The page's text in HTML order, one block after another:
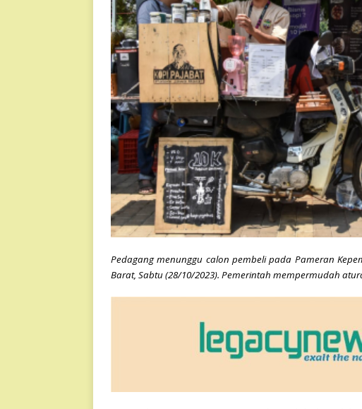
Pedagang menunggu calon pembeli pada Pameran
Barat, Sabtu (28/10/2023). Pemerintah mempermudah